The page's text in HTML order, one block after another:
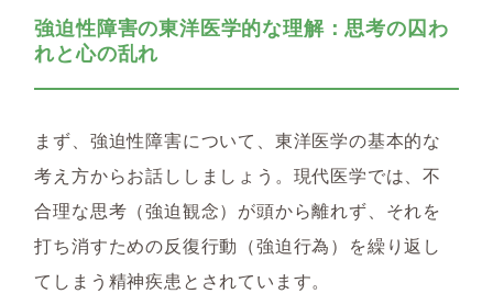
強迫性障害の東洋医学的な理解：思考の囚わ
れと心の乱れ
まず、強迫性障害について、東洋医学の基本的な
考え方からお話ししましょう。現代医学では、不
合理な思考（強迫観念）が頭から離れず、それを
打ち消すための反復行動（強迫行為）を繰り返し
てしまう精神疾患とされています。